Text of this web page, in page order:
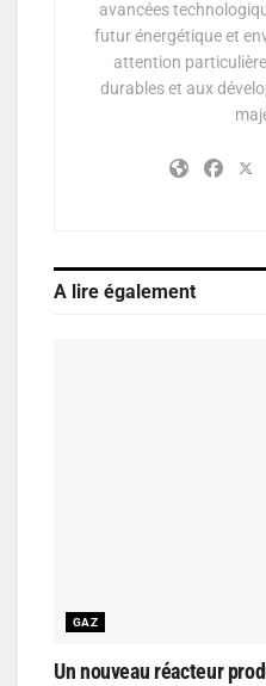
avancées
futur énergétique et
attention
durables et aux
A lire également
GAZ
Un nouveau réacteur